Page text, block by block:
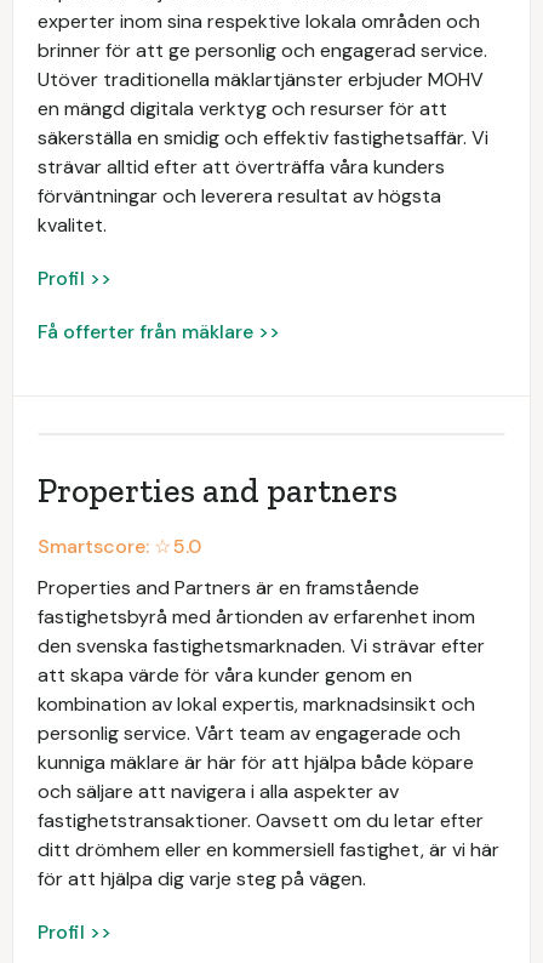
experter inom sina respektive lokala områden och
brinner för att ge personlig och engagerad service.
Utöver traditionella mäklartjänster erbjuder MOHV
en mängd digitala verktyg och resurser för att
säkerställa en smidig och effektiv fastighetsaffär. Vi
strävar alltid efter att överträffa våra kunders
förväntningar och leverera resultat av högsta
kvalitet.
Profil >>
Få offerter från mäklare >>
Properties and partners
Smartscore: ☆5.0
Properties and Partners är en framstående
fastighetsbyrå med årtionden av erfarenhet inom
den svenska fastighetsmarknaden. Vi strävar efter
att skapa värde för våra kunder genom en
kombination av lokal expertis, marknadsinsikt och
personlig service. Vårt team av engagerade och
kunniga mäklare är här för att hjälpa både köpare
och säljare att navigera i alla aspekter av
fastighetstransaktioner. Oavsett om du letar efter
ditt drömhem eller en kommersiell fastighet, är vi här
för att hjälpa dig varje steg på vägen.
Profil >>